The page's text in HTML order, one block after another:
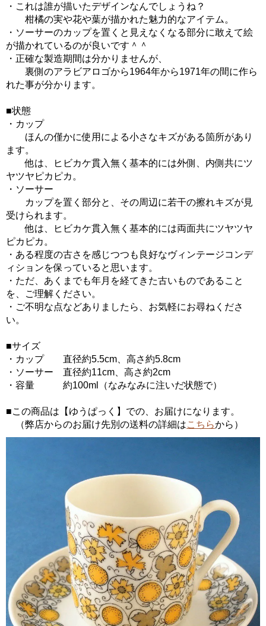
・これは誰が描いたデザインなんでしょうね？
柑橘の実や花や葉が描かれた魅力的なアイテム。
・ソーサーのカップを置くと見えなくなる部分に敢えて絵
が描かれているのが良いです＾＾
・正確な製造期間は分かりませんが、
裏側のアラビアロゴから1964年から1971年の間に作ら
れた事が分かります。
■状態
・カップ
ほんの僅かに使用による小さなキズがある箇所があり
ます。
他は、ヒビカケ貫入無く基本的には外側、内側共にツ
ヤツヤピカピカ。
・ソーサー
カップを置く部分と、その周辺に若干の擦れキズが見
受けられます。
他は、ヒビカケ貫入無く基本的には両面共にツヤツヤ
ピカピカ。
・ある程度の古さを感じつつも良好なヴィンテージコンデ
ィションを保っていると思います。
・ただ、あくまでも年月を経てきた古いものであること
を、ご理解ください。
・ご不明な点などありましたら、お気軽にお尋ねくださ
い。
■サイズ
・カップ 直径約5.5cm、高さ約5.8cm
・ソーサー 直径約11cm、高さ約2cm
・容量 約100ml（なみなみに注いだ状態で）
■この商品は【ゆうぱっく】での、お届けになります。
（弊店からのお届け先別の送料の詳細はこちらから）